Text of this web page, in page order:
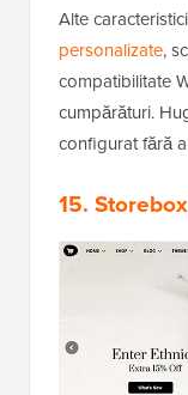
Alte
personalizate,
compatibilitate
cumpărături.
configurat fără
15. Storebox